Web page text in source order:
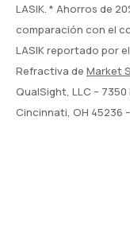
LASIK. * Ahorros de
comparación con el
LASIK reportado por
Refractiva de Market
QualSight, LLC –
Cincinnati, OH 45236 –